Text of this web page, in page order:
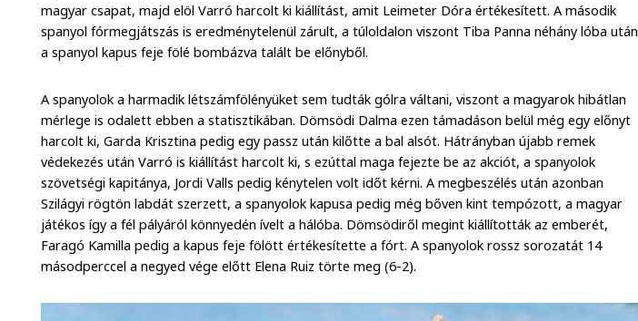
magyar csapat, majd elöl Varró harcolt ki kiállítást, amit Leimeter Dóra értékesített. A második
spanyol fórmegjátszás is eredménytelenül zárult, a túloldalon viszont Tiba Panna néhány lóba után
a spanyol kapus feje fölé bombázva talált be előnyből.
A spanyolok a harmadik létszámfölényüket sem tudták gólra váltani, viszont a magyarok hibátlan
mérlege is odalett ebben a statisztikában. Dömsödi Dalma ezen támadáson belül még egy előnyt
harcolt ki, Garda Krisztina pedig egy passz után kilőtte a bal alsót. Hátrányban újabb remek
védekezés után Varró is kiállítást harcolt ki, s ezúttal maga fejezte be az akciót, a spanyolok
szövetségi kapitánya, Jordi Valls pedig kénytelen volt időt kérni. A megbeszélés után azonban
Szilágyi rögtön labdát szerzett, a spanyolok kapusa pedig még bőven kint tempózott, a magyar
játékos így a fél pályáról könnyedén ívelt a hálóba. Dömsödiről megint kiállították az emberét,
Faragó Kamilla pedig a kapus feje fölött értékesítette a fórt. A spanyolok rossz sorozatát 14
másodperccel a negyed vége előtt Elena Ruiz törte meg (6-2).